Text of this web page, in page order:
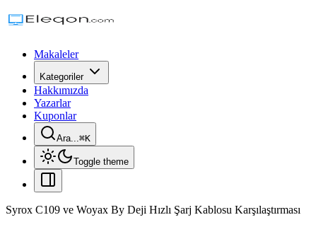
Makaleler
Kategoriler
Hakkımızda
Yazarlar
Kuponlar
Ara...⌘K
Toggle theme
Syrox C109 ve Woyax By Deji Hızlı Şarj Kablosu Karşılaştırması